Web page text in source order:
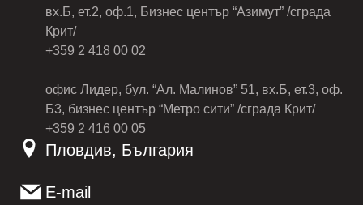
вх.Б, ет.2, оф.1, Бизнес център “Азимут” /сграда
Крит/
+359 2 418 00 02
офис Лидер, бул. “Ал. Малинов” 51, вх.Б, ет.3, оф.
Б3, бизнес център “Метро сити” /сграда Крит/
+359 2 416 00 05
Пловдив, България
E-mail